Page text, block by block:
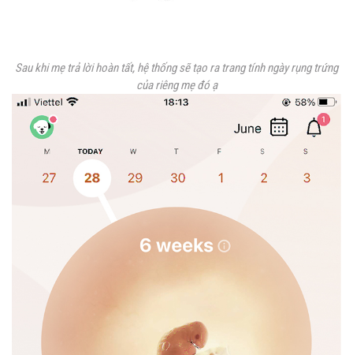
Sau khi mẹ trả lời hoàn tất, hệ thống sẽ tạo ra trang tính ngày rụng trứng
của riêng mẹ đó ạ